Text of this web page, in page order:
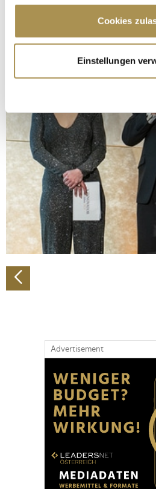
Cookie-Erklärung oder durch
Trigger Symbol ändern oder
Informationen über Ihre
erfassen, welche bis auf
bestimmten Merkmalen
Erfahren Sie mehr darüber, wie
verarbeitet werden, und legen
Abschnitt Einzelheiten
fest.
Wir verwenden Cookies, um
personalisieren, Funktionen für
zu können und die Zugriffe auf
analysieren. Außerdem geben
Verwendung unserer Website an
soziale Medien, Werbung und
Partner führen diese
Cookies
Einstellungen
Advertisement